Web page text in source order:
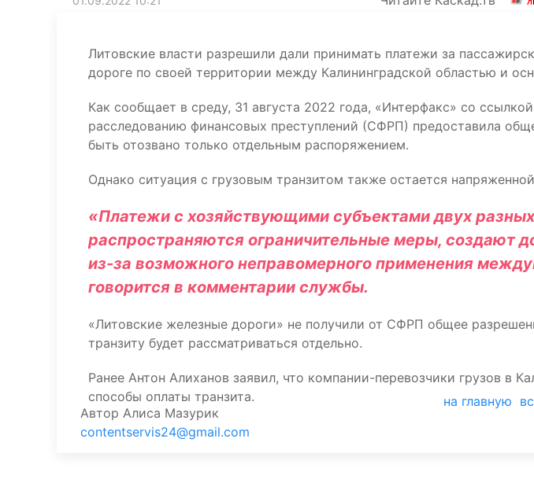
Литовские власти разрешили дали принимать платежи за
дороге по своей территории между Калининградской областью и
Как сообщает в среду, 31 августа 2022 года, «Интерфакс» со
расследованию финансовых преступлений (СФРП) предоставила
быть отозвано только отдельным распоряжением.
Однако ситуация с грузовым транзитом также остается
«Платежи с хозяйствующими субъектами двух
распространяются ограничительные меры, создают
из-за возможного неправомерного применения
говорится в комментарии службы.
«Литовские железные дороги» не получили от СФРП общее
транзиту будет рассматриваться отдельно.
Ранее Антон Алиханов заявил, что компании-перевозчики грузов в
способы оплаты транзита.
Автор Алиса Мазурик
contentservis24@gmail.com
на главную